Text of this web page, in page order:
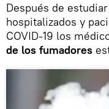
Después de
hospitalizados y
COVID-19 los
de los fumadores